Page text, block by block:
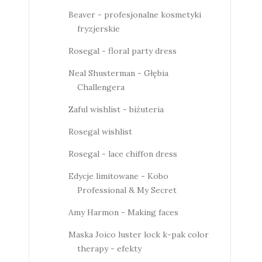
Beaver - profesjonalne kosmetyki
fryzjerskie
Rosegal - floral party dress
Neal Shusterman - Głębia
Challengera
Zaful wishlist - biżuteria
Rosegal wishlist
Rosegal - lace chiffon dress
Edycje limitowane - Kobo
Professional & My Secret
Amy Harmon - Making faces
Maska Joico luster lock k-pak color
therapy - efekty